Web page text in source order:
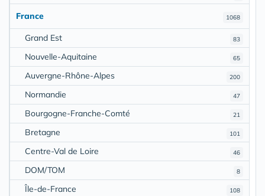
1068
France
83
Grand Est
65
Nouvelle-Aquitaine
200
Auvergne-Rhône-Alpes
47
Normandie
21
Bourgogne-Franche-Comté
101
Bretagne
46
Centre-Val de Loire
8
DOM/TOM
108
Île-de-France